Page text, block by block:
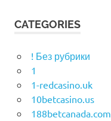
CATEGORIES
! Без рубрики
1
1-redcasino.uk
10betcasino.us
188betcanada.com